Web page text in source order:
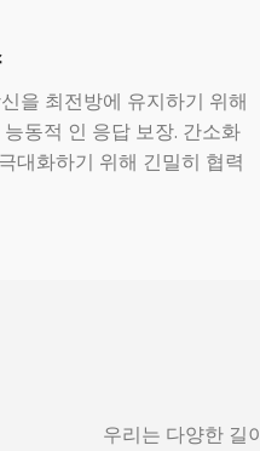
을 최전방에 유지하기 위해
동적 인 응답 보장. 간소화
대화하기 위해 긴밀히 협력
우리는 다양한 길